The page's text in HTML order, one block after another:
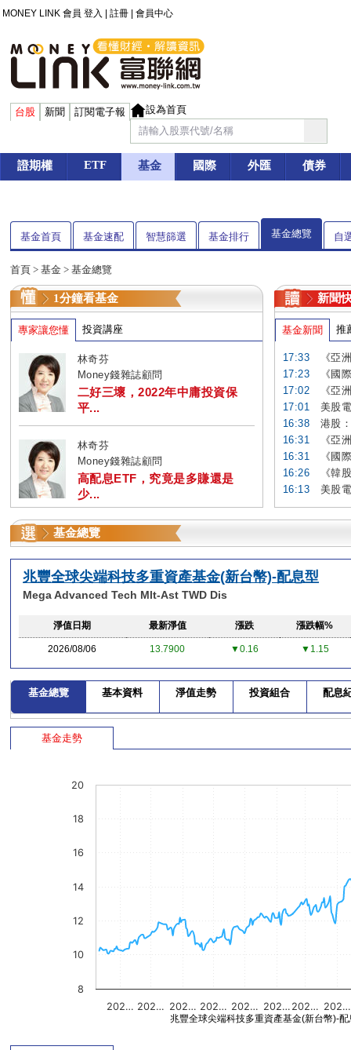
MONEY LINK 會員 登入 註冊 會員中心
台股 新聞 訂閱電子報 設為首頁
證期權 ETF 基金 國際 外匯 債券
基金首頁 基金速配 智慧篩選 基金排行 基金總覽 自
首頁 > 基金 > 基金總覽
1分鐘看基金
專家讓您懂 投資講座
林奇芬
Money錢雜誌顧問
二好三壞，2022年中庸投資保
平...
林奇芬
Money錢雜誌顧問
高配息ETF，究竟是多賺還是
少...
新聞
基金新聞 推
17:33
《亞
17:23
《國
17:02
《亞
17:01
美股
16:38
港股
16:31
《亞
16:31
《國
16:26
《韓
16:13
美股
基金總覽
兆豐全球尖端科技多重資產基金(新台幣)-配息型
Mega Advanced Tech Mlt-Ast TWD Dis
淨值日期 最新淨值 漲跌 漲跌幅%
2026/08/06 13.7900 ▼0.16 ▼1.15
基金總覽 基本資料 淨值走勢 投資組合 配息
基金走勢
202… 202… 202… 202… 202… 202… 202… 202…
8
10
12
14
16
18
20
兆豐全球尖端科技多重資產基金(新台幣)-配